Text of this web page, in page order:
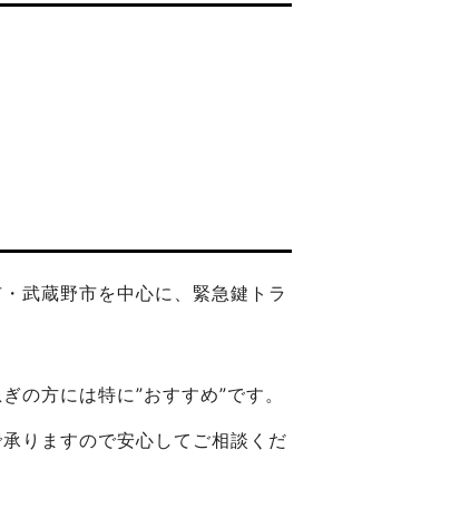
武蔵野市を中心に、緊急鍵トラ
方には特に”おすすめ”です。
りますので安心してご相談くだ